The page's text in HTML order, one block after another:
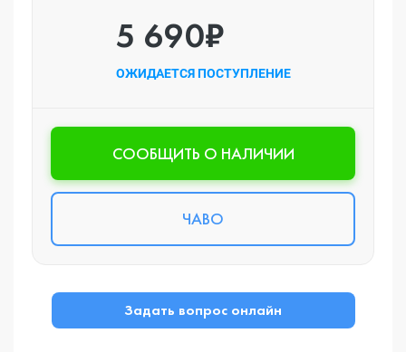
5 690₽
ОЖИДАЕТСЯ ПОСТУПЛЕНИЕ
CООБЩИТЬ О НАЛИЧИИ
ЧАВО
Задать вопрос онлайн